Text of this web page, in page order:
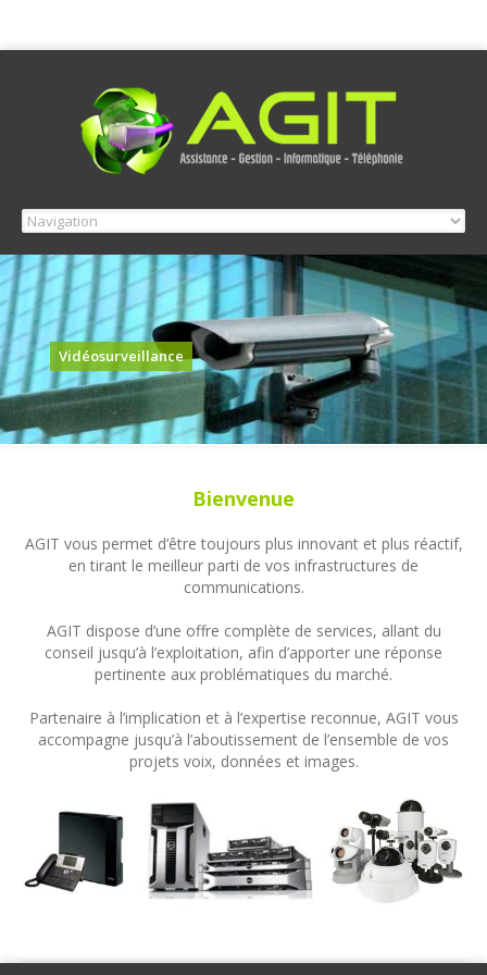
Vidéosurveillance
Bienvenue
AGIT vous permet d’être toujours plus innovant et plus réactif,
en tirant le meilleur parti de vos infrastructures de
communications.
AGIT dispose d’une offre complète de services, allant du
conseil jusqu’à l’exploitation, afin d’apporter une réponse
pertinente aux problématiques du marché.
Partenaire à l’implication et à l’expertise reconnue, AGIT vous
accompagne jusqu’à l’aboutissement de l’ensemble de vos
projets voix, données et images.